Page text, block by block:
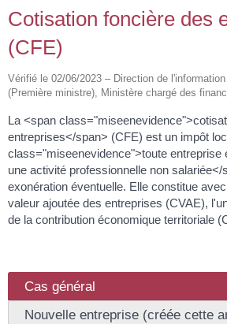
Cotisation foncière des
(CFE)
Vérifié le 02/06/2023 – Direction de
(Première ministre), Ministère chargé des
La <span
entreprises</span> (CFE) est un impôt
class="miseenevidence">toute entreprise
une activité professionnelle non salariée</
exonération éventuelle. Elle constitue
valeur ajoutée des entreprises (CVAE),
de la contribution économique territoriale
Cas général
Nouvelle entreprise (créée cette